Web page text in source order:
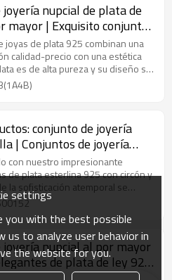
nupcial de plata de
mayor | Exquisito conjunto
con circonitas
joyas de plata 925 combinan una
calidad-precio con una estética
es de alta pureza y su diseño se
conjunto de joyería
| Conjuntos de joyería
925 con circonita y cristal
con nuestro impresionante
de plata esterlina 925 con circón y
la sofisticación atemporal se
apasionado.
joyería nupcial al por mayor
de plata de ley 925
settings
you with the best possible
us to analyze user behavior in
the website for you.